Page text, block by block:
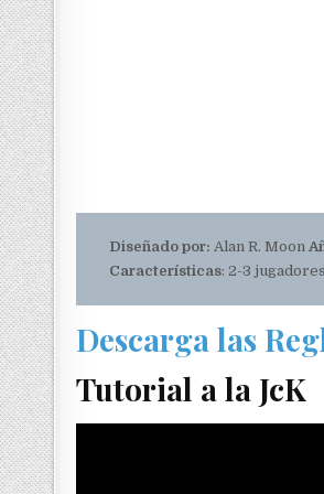
Diseñado por:Alan R. Moon
Características: 2-3
Descarga las
Tutorial a la JcK